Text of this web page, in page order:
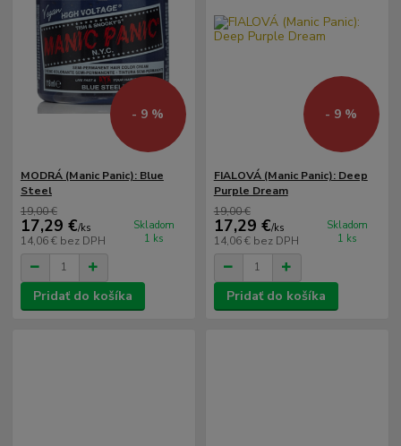
- 9 %
MODRÁ (Manic Panic): Blue
Steel
19,00 €
17,29 €/ks
14,06 € bez DPH
Skladom
1 ks
Pridať do košíka
- 9 %
FIALOVÁ (Manic Panic): Deep
Purple Dream
19,00 €
17,29 €/ks
14,06 € bez DPH
Skladom
1 ks
Pridať do košíka